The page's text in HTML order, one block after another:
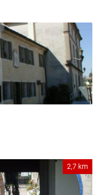
2,7 km